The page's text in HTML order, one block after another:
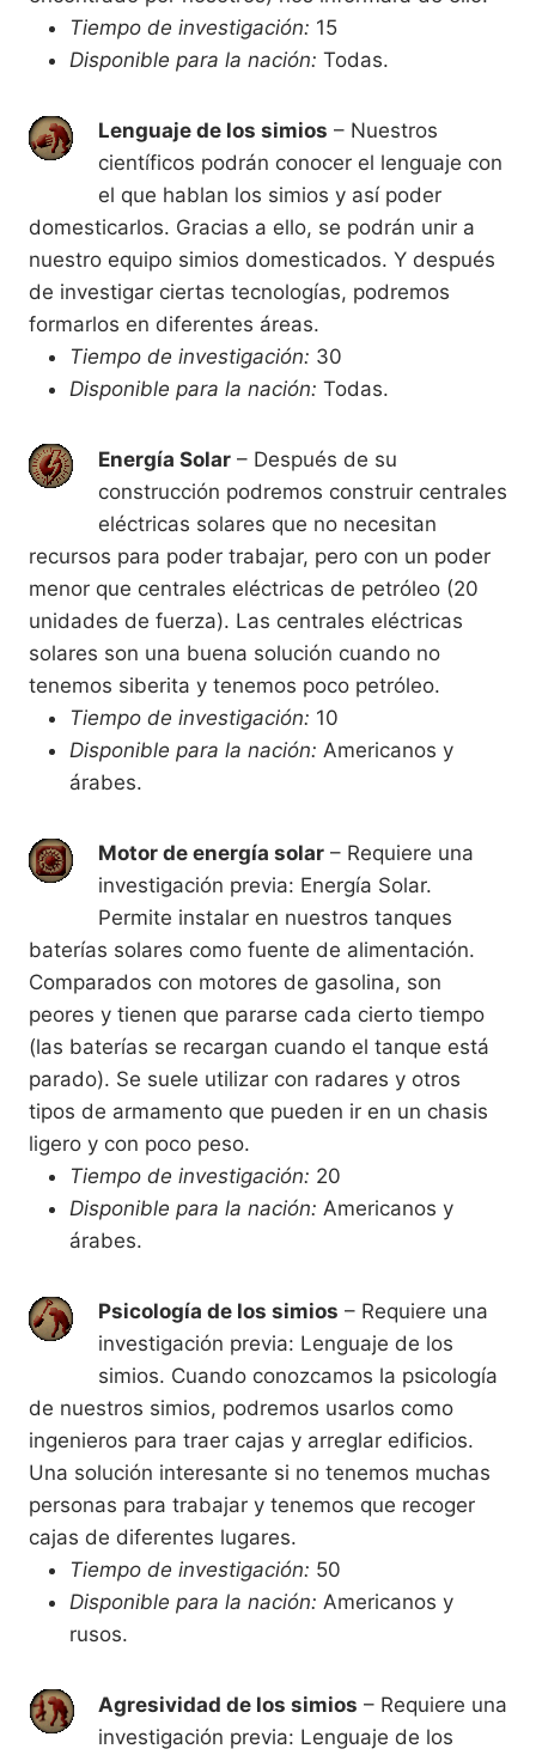
Tiempo de investigación: 15
Disponible para la nación: Todas.
Lenguaje de los simios – Nuestros
científicos podrán conocer el lenguaje con
el que hablan los simios y así poder
domesticarlos. Gracias a ello, se podrán unir a
nuestro equipo simios domesticados. Y después
de investigar ciertas tecnologías, podremos
formarlos en diferentes áreas.
Tiempo de investigación: 30
Disponible para la nación: Todas.
Energía Solar – Después de su
construcción podremos construir centrales
eléctricas solares que no necesitan
recursos para poder trabajar, pero con un poder
menor que centrales eléctricas de petróleo (20
unidades de fuerza). Las centrales eléctricas
solares son una buena solución cuando no
tenemos siberita y tenemos poco petróleo.
Tiempo de investigación: 10
Disponible para la nación: Americanos y
árabes.
Motor de energía solar – Requiere una
investigación previa: Energía Solar.
Permite instalar en nuestros tanques
baterías solares como fuente de alimentación.
Comparados con motores de gasolina, son
peores y tienen que pararse cada cierto tiempo
(las baterías se recargan cuando el tanque está
parado). Se suele utilizar con radares y otros
tipos de armamento que pueden ir en un chasis
ligero y con poco peso.
Tiempo de investigación: 20
Disponible para la nación: Americanos y
árabes.
Psicología de los simios – Requiere una
investigación previa: Lenguaje de los
simios. Cuando conozcamos la psicología
de nuestros simios, podremos usarlos como
ingenieros para traer cajas y arreglar edificios.
Una solución interesante si no tenemos muchas
personas para trabajar y tenemos que recoger
cajas de diferentes lugares.
Tiempo de investigación: 50
Disponible para la nación: Americanos y
rusos.
Agresividad de los simios – Requiere una
investigación previa: Lenguaje de los